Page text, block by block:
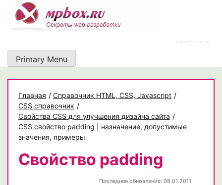
content
https://rz-work.ru
Primary Menu
Главная / Cправочник HTML, CSS, Javascript /
CSS справочник /
Свойства CSS для улучшения дизайна сайта /
CSS свойство padding | назначение, допустимые
значения, примеры
Свойство padding
Последнее обновление: 08.01.2011